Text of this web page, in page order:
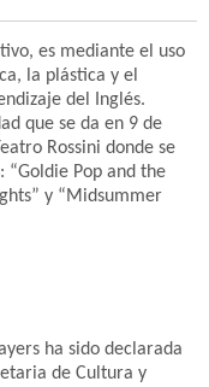
es mediante el uso
la plástica y el
del Inglés.
que se da en 9 de
Rossini donde se
Pop and the
y “Midsummer
ha sido declarada
de Cultura y